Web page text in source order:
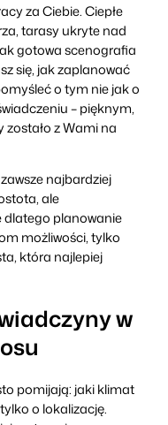
za Ciebie. Ciepłe
tarasy ukryte nad
gotowa scenografia
się, jak zaplanować
o tym nie jak o
– pięknym,
z Wami na
najbardziej
ale
dlatego planowanie
możliwości, tylko
która najlepiej
w
pomijają: jaki klimat
o lokalizację.